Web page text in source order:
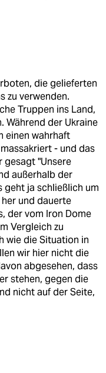
die gelieferten
zu verwenden.
Truppen ins Land,
Während der Ukraine
einen wahrhaft
- und das
gesagt "Unsere
außerhalb der
geht ja schließlich um
und dauerte
der vom Iron Dome
Vergleich zu
wie die Situation in
wir hier nicht die
abgesehen, dass
stehen, gegen die
nicht auf der Seite,